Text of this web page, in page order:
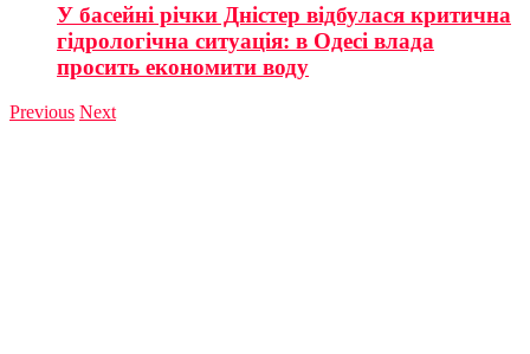
У басейні річки Дністер відбулася критична
гідрологічна ситуація: в Одесі влада
просить економити воду
Previous Next